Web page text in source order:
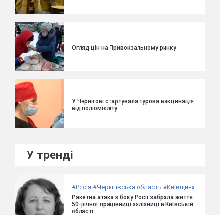
Огляд цін на Привокзальному ринку
У Чернігові стартувала турова вакцинація
від поліомієліту
У тренді
#Росія #Чернігівська область #Київщина
Ракетна атака з боку Росії забрала життя
50-річної працівниці залізниці в Київській
області.